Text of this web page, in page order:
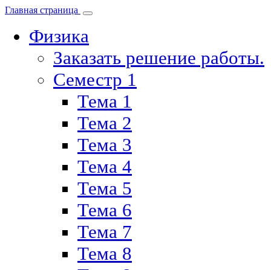
Главная страница
Физика
Заказать решение работы.
Семестр 1
Тема 1
Тема 2
Тема 3
Тема 4
Тема 5
Тема 6
Тема 7
Тема 8